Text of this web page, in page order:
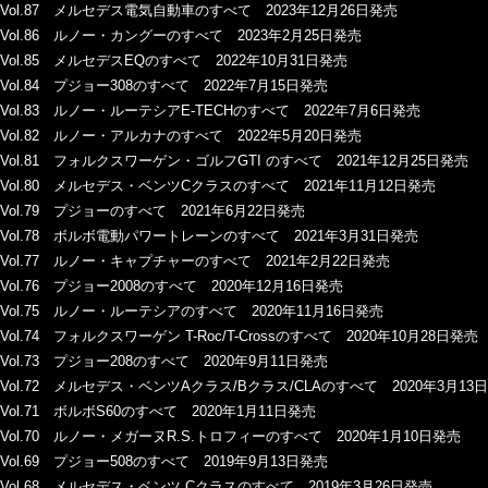
Vol.87 メルセデス電気自動車のすべて 2023年12月26日発売
Vol.86 ルノー・カングーのすべて 2023年2月25日発売
Vol.85 メルセデスEQのすべて 2022年10月31日発売
Vol.84 プジョー308のすべて 2022年7月15日発売
Vol.83 ルノー・ルーテシアE-TECHのすべて 2022年7月6日発売
Vol.82 ルノー・アルカナのすべて 2022年5月20日発売
Vol.81 フォルクスワーゲン・ゴルフGTI のすべて 2021年12月25日発売
Vol.80 メルセデス・ベンツCクラスのすべて 2021年11月12日発売
Vol.79 プジョーのすべて 2021年6月22日発売
Vol.78 ボルボ電動パワートレーンのすべて 2021年3月31日発売
Vol.77 ルノー・キャプチャーのすべて 2021年2月22日発売
Vol.76 プジョー2008のすべて 2020年12月16日発売
Vol.75 ルノー・ルーテシアのすべて 2020年11月16日発売
Vol.74 フォルクスワーゲン T-Roc/T-Crossのすべて 2020年10月28日発売
Vol.73 プジョー208のすべて 2020年9月11日発売
Vol.72 メルセデス・ベンツAクラス/Bクラス/CLAのすべて 2020年3月13
Vol.71 ボルボS60のすべて 2020年1月11日発売
Vol.70 ルノー・メガーヌR.S.トロフィーのすべて 2020年1月10日発売
Vol.69 プジョー508のすべて 2019年9月13日発売